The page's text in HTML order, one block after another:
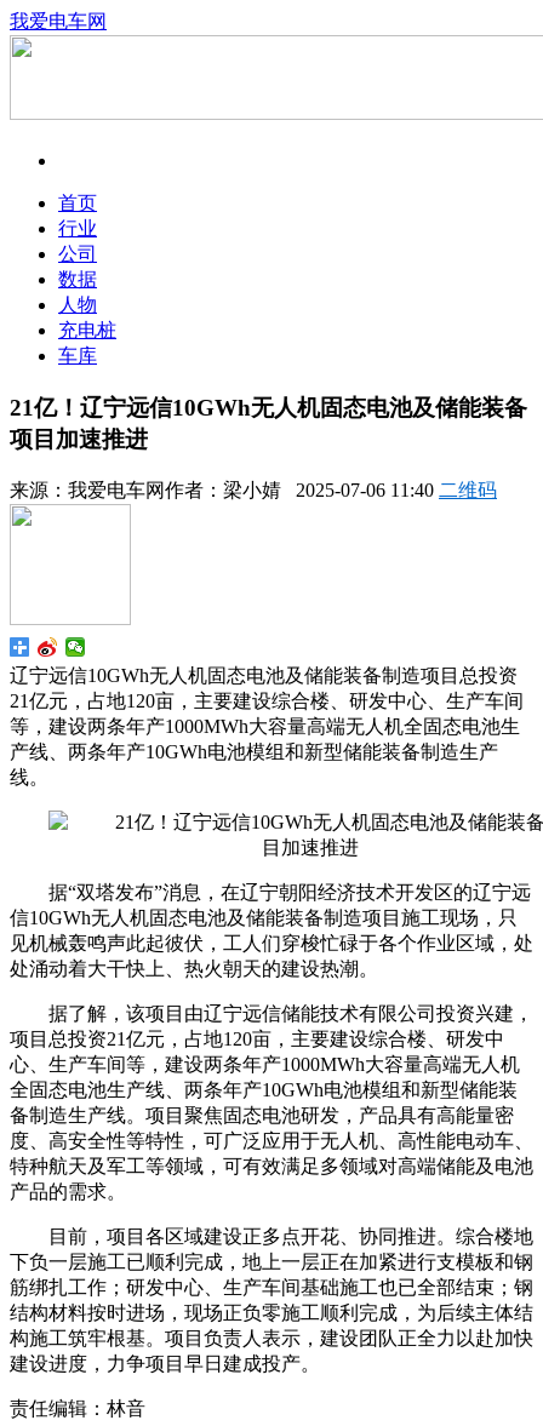
我爱电车网
首页
行业
公司
数据
人物
充电桩
车库
21亿！辽宁远信10GWh无人机固态电池及储能装备
项目加速推进
来源： 我爱电车网作者： 梁小婧 2025-07-06 11:40 二维码
辽宁远信10GWh无人机固态电池及储能装备制造项目总投资
21亿元，占地120亩，主要建设综合楼、研发中心、生产车间
等，建设两条年产1000MWh大容量高端无人机全固态电池生
产线、两条年产10GWh电池模组和新型储能装备制造生产
线。
据“双塔发布”消息，在辽宁朝阳经济技术开发区的辽宁远
信10GWh无人机固态电池及储能装备制造项目施工现场，只
见机械轰鸣声此起彼伏，工人们穿梭忙碌于各个作业区域，处
处涌动着大干快上、热火朝天的建设热潮。
据了解，该项目由辽宁远信储能技术有限公司投资兴建，
项目总投资21亿元，占地120亩，主要建设综合楼、研发中
心、生产车间等，建设两条年产1000MWh大容量高端无人机
全固态电池生产线、两条年产10GWh电池模组和新型储能装
备制造生产线。项目聚焦固态电池研发，产品具有高能量密
度、高安全性等特性，可广泛应用于无人机、高性能电动车、
特种航天及军工等领域，可有效满足多领域对高端储能及电池
产品的需求。
目前，项目各区域建设正多点开花、协同推进。综合楼地
下负一层施工已顺利完成，地上一层正在加紧进行支模板和钢
筋绑扎工作；研发中心、生产车间基础施工也已全部结束；钢
结构材料按时进场，现场正负零施工顺利完成，为后续主体结
构施工筑牢根基。项目负责人表示，建设团队正全力以赴加快
建设进度，力争项目早日建成投产。
责任编辑：林音